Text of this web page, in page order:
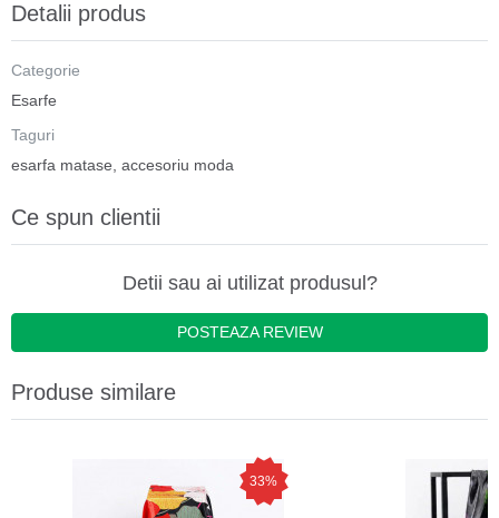
Detalii produs
Categorie
Esarfe
Taguri
esarfa matase accesoriu moda
Ce spun clientii
Detii sau ai utilizat produsul?
POSTEAZA REVIEW
Produse similare
33%